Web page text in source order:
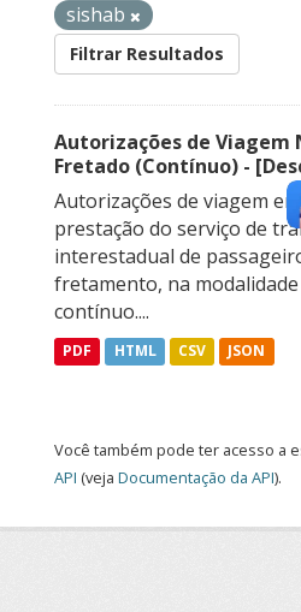
sishab
Filtrar Resultados
Autorizações de Viagem
Fretado (Contínuo) -
Autorizações de viagem
prestação do serviço de
interestadual de
fretamento, na
contínuo....
PDF HTML CSV JSON
Você também pode ter acesso a
API (veja Documentação da API).